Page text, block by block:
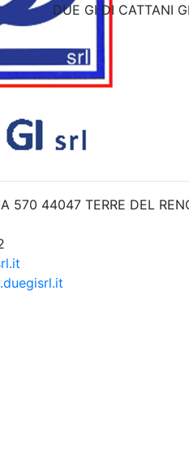
DUE GI DI CATTANI
570 44047 TERRE DEL